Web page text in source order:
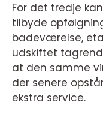
For det tredje
tilbyde
badeværelse,
udskiftet
at den samme
der senere
ekstra service.